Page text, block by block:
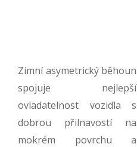
Zimní asymetrický běhoun
spojuje nejlepší
ovladatelnost vozidla s
dobrou přilnavostí na
mokrém povrchu a